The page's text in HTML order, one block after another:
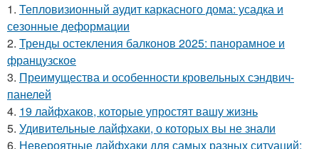
1. Тепловизионный аудит каркасного дома: усадка и
сезонные деформации
2. Тренды остекления балконов 2025: панорамное и
французское
3. Преимущества и особенности кровельных сэндвич-
панелей
4. 19 лайфхаков, которые упростят вашу жизнь
5. Удивительные лайфхаки, о которых вы не знали
6. Невероятные лайфхаки для самых разных ситуаций: